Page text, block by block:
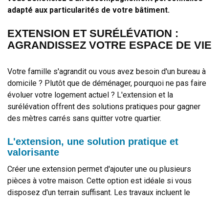
adapté aux particularités de votre bâtiment.
EXTENSION ET SURÉLÉVATION :
AGRANDISSEZ VOTRE ESPACE DE VIE
Votre famille s'agrandit ou vous avez besoin d'un bureau à
domicile ? Plutôt que de déménager, pourquoi ne pas faire
évoluer votre logement actuel ? L'extension et la
surélévation offrent des solutions pratiques pour gagner
des mètres carrés sans quitter votre quartier.
L'extension, une solution pratique et
valorisante
Créer une extension permet d'ajouter une ou plusieurs
pièces à votre maison. Cette option est idéale si vous
disposez d'un terrain suffisant. Les travaux incluent le